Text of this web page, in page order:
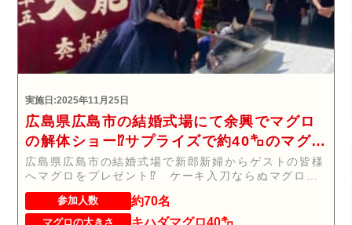
実施日:2025年11月25日
広島県広島市の結婚式場にて余興でマグロ
の解体ショー⁉サプライズで約40㌔のマグロ
が登場！！！
広島県広島市の結婚式場で新郎新婦からゲストの皆様
へマグロをプレゼント⁉ ケーキ入刀ならぬマグロの
入刀...
参加人数 約70名
マグロの大きさ キハダマグロ40㌔